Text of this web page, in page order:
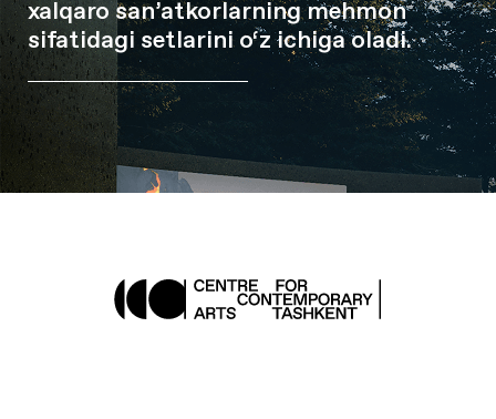
xalqaro san’atkorlarning mehmon
sifatidagi setlarini o‘z ichiga oladi.